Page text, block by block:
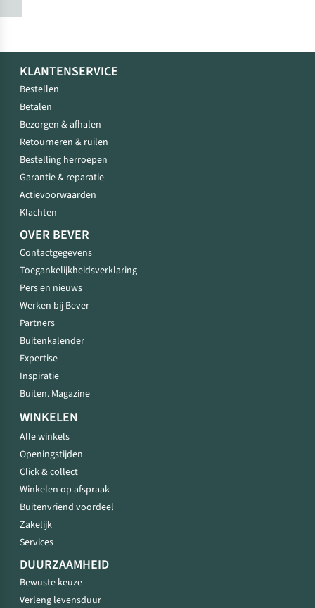
KLANTENSERVICE
Bestellen
Betalen
Bezorgen & afhalen
Retourneren & ruilen
Bestelling herroepen
Garantie & reparatie
Actievoorwaarden
Klachten
OVER BEVER
Contactgegevens
Toegankelijkheidsverklaring
Pers en nieuws
Werken bij Bever
Partners
Buitenkalender
Expertise
Inspiratie
Buiten. Magazine
WINKELEN
Alle winkels
Openingstijden
Click & collect
Winkelen op afspraak
Buitenvriend voordeel
Zakelijk
Services
DUURZAAMHEID
Bewuste keuze
Verleng levensduur